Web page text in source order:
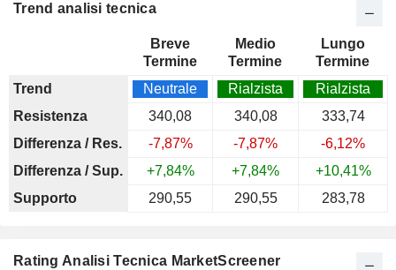
Trend analisi tecnica
Breve
Termine
Medio
Termine
Lungo
Termine
Trend
Neutrale Rialzista
Rialzista
Resistenza
340,08 340,08
333,74
Differenza / Res.
-7,87% -7,87%
-6,12%
Differenza / Sup.
+7,84% +7,84%
+10,41%
Supporto
290,55 290,55 283,78
Rating Analisi Tecnica MarketScreener